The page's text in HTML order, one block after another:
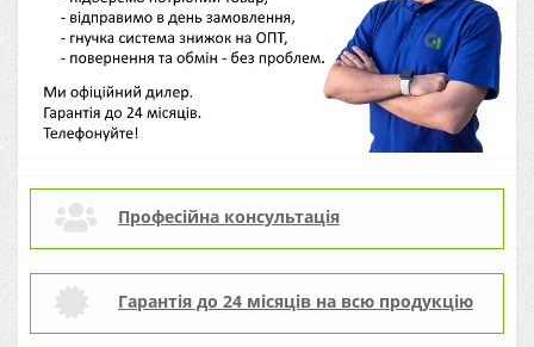
Професійна консультація
Гарантія до 24 місяців на всю продукцію